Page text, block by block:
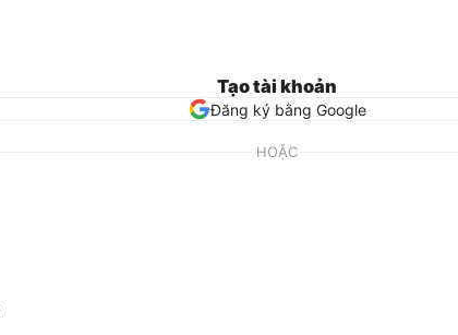
Tạo tài khoản
Đăng ký bằng Google
HOẶC